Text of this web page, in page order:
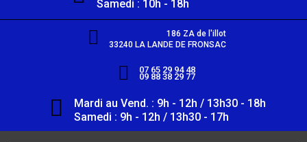
Samedi : 10h - 18h
186 ZA de l'illot
33240 LA LANDE DE FRONSAC
07 65 29 94 48
09 88 38 29 77
Mardi au Vend. : 9h - 12h / 13h30 - 18h
Samedi : 9h - 12h / 13h30 - 17h